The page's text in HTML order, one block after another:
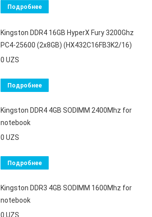
Подробнее
Kingston DDR4 16GB HyperX Fury 3200Ghz
PC4-25600 (2x8GB) (HX432C16FB3K2/16)
0 UZS
Подробнее
Kingston DDR4 4GB SODIMM 2400Mhz for
notebook
0 UZS
Подробнее
Kingston DDR3 4GB SODIMM 1600Mhz for
notebook
0 UZS